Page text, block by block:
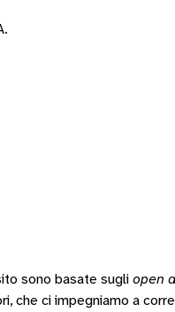
sono basate sugli open
che ci impegniamo a